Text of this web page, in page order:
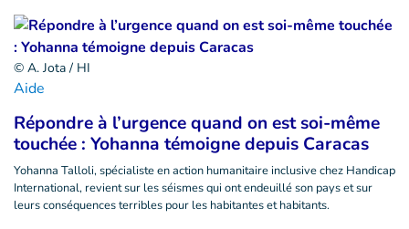
© A. Jota / HI
Aide
Répondre à l’urgence quand on est soi-même
touchée : Yohanna témoigne depuis Caracas
Yohanna Talloli, spécialiste en action humanitaire inclusive chez Handicap
International, revient sur les séismes qui ont endeuillé son pays et sur
leurs conséquences terribles pour les habitantes et habitants.